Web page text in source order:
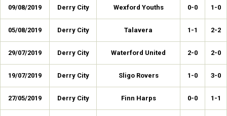
09/08/2019 Derry City Wexford Youths 0-0 1-0
05/08/2019 Derry City Talavera 1-1 2-2
29/07/2019 Derry City Waterford United 2-0 2-0
19/07/2019 Derry City Sligo Rovers 1-0 3-0
27/05/2019 Derry City Finn Harps 0-0 1-1